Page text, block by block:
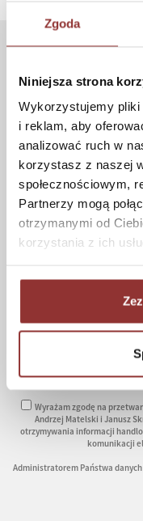
Zgoda
Niniejsza strona
Wykorzystujemy
i reklam, aby
analizować ruch w
korzystasz z naszej
społecznościowym,
Partnerzy mogą
otrzymanymi od
korzystania z ich
E-MAIL-
Wyrażam zgodę na
Andrzej Matelski i Janusz
otrzymywania informacji
komunikacji
Administratorem Państwa